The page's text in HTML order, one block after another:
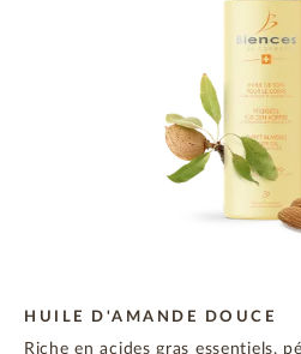
HUILE D'AMANDE DOUCE
Riche en acides gras essentiels,